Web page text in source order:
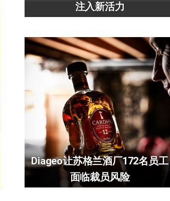
注入新活力
Diageo让苏格兰酒厂172名员工
面临裁员风险